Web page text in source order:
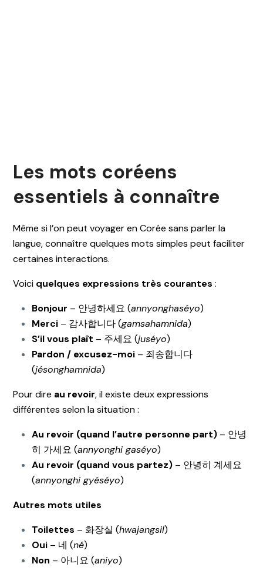
Les mots coréens
essentiels à connaître
Même si l’on peut voyager en Corée sans parler la
langue, connaître quelques mots simples peut faciliter
certaines interactions.
Voici quelques expressions très courantes :
Bonjour – 안녕하세요 (annyonghaséyo)
Merci – 감사합니다 (gamsahamnida)
S’il vous plaît – 주세요 (juséyo)
Pardon / excusez-moi – 죄송합니다
(jésonghamnida)
Pour dire au revoir, il existe deux expressions
différentes selon la situation :
Au revoir (quand l’autre personne part) – 안녕
히 가세요 (annyonghi gaséyo)
Au revoir (quand vous partez) – 안녕히 계세요
(annyonghi gyéséyo)
Autres mots utiles
Toilettes – 화장실 (hwajangsil)
Oui – 네 (né)
Non – 아니요 (aniyo)